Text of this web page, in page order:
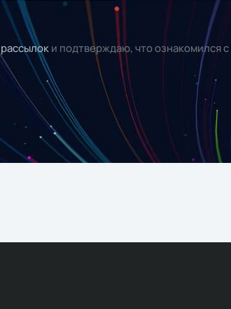
рассылок и подтверждаю, что ознакомился с